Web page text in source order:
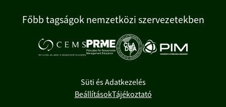
Főbb tagságok nemzetközi szervezetekben
Süti és Adatkezelés
BeállításokTájékoztató